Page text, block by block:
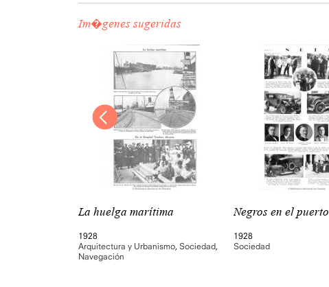
Im�genes sugeridas
La huelga marítima
1928
Arquitectura y Urbanismo, Sociedad,
Navegación
Negros en el puerto
1928
Sociedad